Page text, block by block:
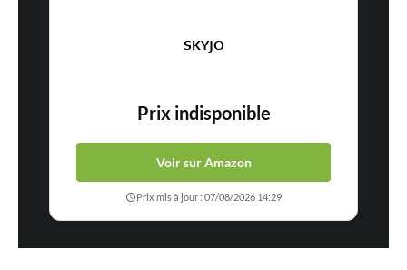
SKYJO
Prix indisponible
Voir sur Amazon
Prix mis à jour : 07/08/2026 14:29